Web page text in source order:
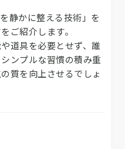
静かに整える技術」を
ご紹介します。
道具を必要とせず、誰
ンプルな習慣の積み重
質を向上させるでしょ